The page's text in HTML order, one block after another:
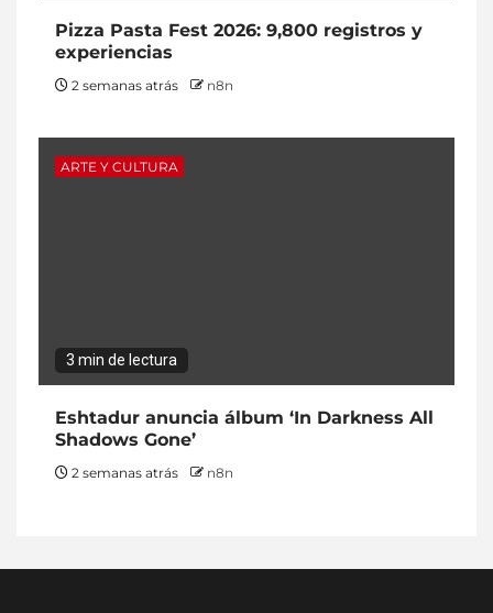
Pizza Pasta Fest 2026: 9,800 registros y
experiencias
2 semanas atrás n8n
ARTE Y CULTURA
3 min de lectura
Eshtadur anuncia álbum ‘In Darkness All
Shadows Gone’
2 semanas atrás n8n